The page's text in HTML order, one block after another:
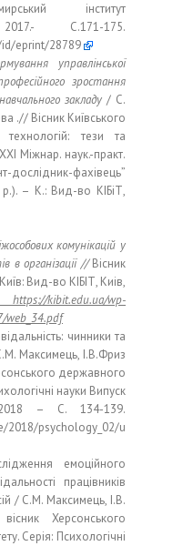
інститут
2017.- С.171-175.
eprint/28789
управлінської
зростання
закладу / С.
.// Вісник Київського
технологій: тези та
Міжнар. наук.-практ.
фахівець”
– К.: Вид-во КІБіТ,
комунікацій у
в організації //Вісник
Вид-во КІБІТ, Киів,
https://kibit.edu.ua/wp-
web_34.pdf
чинники та
Максимець, І.В.Фриз
державного
науки Випуск
– С. 134-139.
2018/psychology_02/u
емоційного
працівників
/ С.М. Максимець, І.В.
Херсонського
Серія: Психологічні